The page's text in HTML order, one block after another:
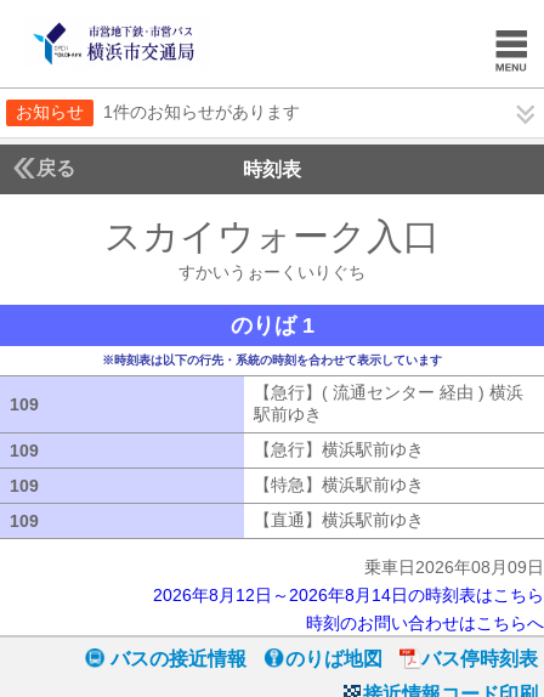
お知らせ 1件のお知らせがあります
戻る 時刻表
スカイウォーク入口
すかいうぉーくいりぐち
のりば 1
※時刻表は以下の行先・系統の時刻を合わせて表示しています
109
【急行】( 流通センター 経由 ) 横浜
駅前ゆき
109
【急行】横浜駅前ゆき
109
【特急】横浜駅前ゆき
109
【直通】横浜駅前ゆき
乗車日2026年08月09日
2026年8月12日～2026年8月14日の時刻表はこちら
時刻のお問い合わせはこちらへ
バスの接近情報 のりば地図
バス停時刻表